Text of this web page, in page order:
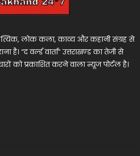
लोक कला, काव्य और कहानी संग्रह से
“द वर्ल्ड वार्ता” उत्तराखण्ड का तेजी से
को प्रकाशित करने वाला न्यूज पोर्टल है।